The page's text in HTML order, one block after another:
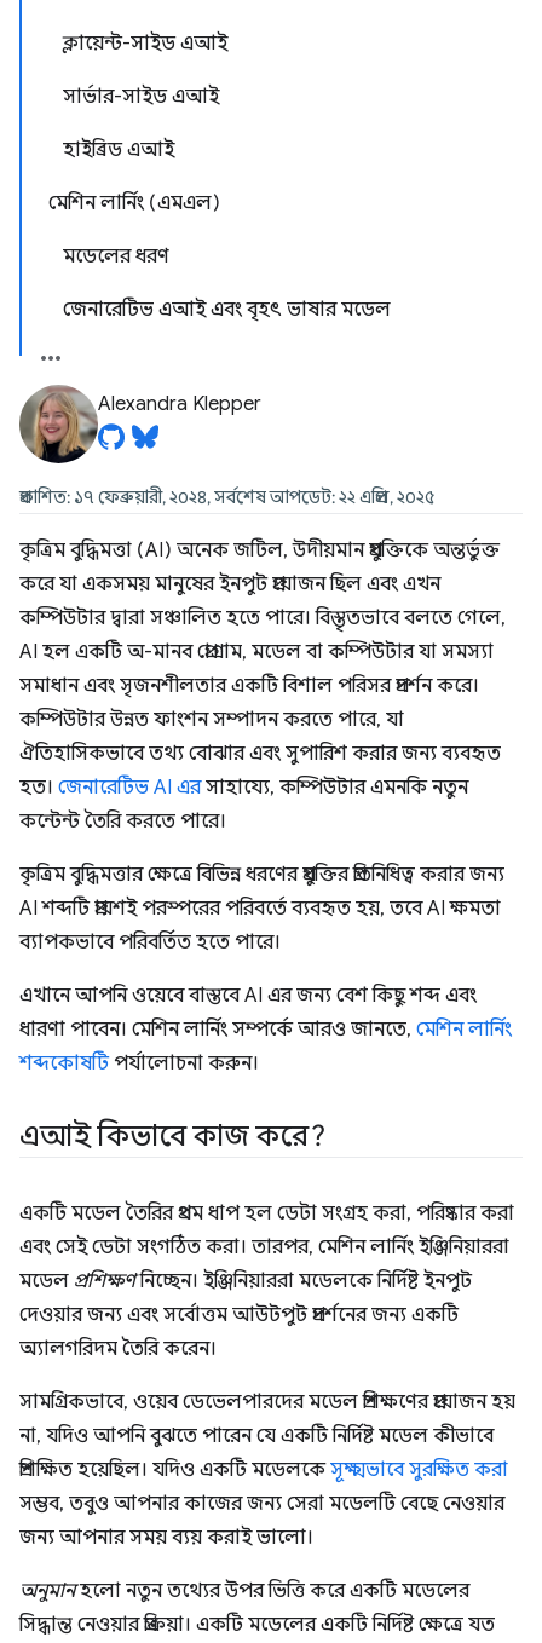
ক্লায়েন্ট-সাইড এআই
সার্ভার-সাইড এআই
হাইব্রিড এআই
মেশিন লার্নিং (এমএল)
মডেলের ধরণ
জেনারেটিভ এআই এবং বৃহৎ ভাষার মডেল
Alexandra Klepper
প্রকাশিত: ১৭ ফেব্রুয়ারী, ২০২৪, সর্বশেষ আপডেট: ২২ এপ্রিল, ২০২৫
কৃত্রিম বুদ্ধিমত্তা (AI) অনেক জটিল, উদীয়মান প্রযুক্তিকে অন্তর্ভুক্ত
করে যা একসময় মানুষের ইনপুট প্রয়োজন ছিল এবং এখন
কম্পিউটার দ্বারা সঞ্চালিত হতে পারে। বিস্তৃতভাবে বলতে গেলে,
AI হল একটি অ-মানব প্রোগ্রাম, মডেল বা কম্পিউটার যা সমস্যা
সমাধান এবং সৃজনশীলতার একটি বিশাল পরিসর প্রদর্শন করে।
কম্পিউটার উন্নত ফাংশন সম্পাদন করতে পারে, যা
ঐতিহাসিকভাবে তথ্য বোঝার এবং সুপারিশ করার জন্য ব্যবহৃত
হত। জেনারেটিভ AI এরসাহায্যে, কম্পিউটার এমনকি নতুন
কন্টেন্ট তৈরি করতে পারে।
কৃত্রিম বুদ্ধিমত্তার ক্ষেত্রে বিভিন্ন ধরণের প্রযুক্তির প্রতিনিধিত্ব করার জন্য
AI শব্দটি প্রায়শই পরস্পরের পরিবর্তে ব্যবহৃত হয়, তবে AI ক্ষমতা
ব্যাপকভাবে পরিবর্তিত হতে পারে।
এখানে আপনি ওয়েবে বাস্তবে AI এর জন্য বেশ কিছু শব্দ এবং
ধারণা পাবেন। মেশিন লার্নিং সম্পর্কে আরও জানতে, মেশিন লার্নিং
শব্দকোষটিপর্যালোচনা করুন।
এআই কিভাবে কাজ করে?
একটি মডেল তৈরির প্রথম ধাপ হল ডেটা সংগ্রহ করা, পরিষ্কার করা
এবং সেই ডেটা সংগঠিত করা। তারপর, মেশিন লার্নিং ইঞ্জিনিয়াররা
মডেল প্রশিক্ষণনিচ্ছেন। ইঞ্জিনিয়াররা মডেলকে নির্দিষ্ট ইনপুট
দেওয়ার জন্য এবং সর্বোত্তম আউটপুট প্রদর্শনের জন্য একটি
অ্যালগরিদম তৈরি করেন।
সামগ্রিকভাবে, ওয়েব ডেভেলপারদের মডেল প্রশিক্ষণের প্রয়োজন হয়
না, যদিও আপনি বুঝতে পারেন যে একটি নির্দিষ্ট মডেল কীভাবে
প্রশিক্ষিত হয়েছিল। যদিও একটি মডেলকেসূক্ষ্মভাবে সুরক্ষিত করা
সম্ভব, তবুও আপনার কাজের জন্য সেরা মডেলটি বেছে নেওয়ার
জন্য আপনার সময় ব্যয় করাই ভালো।
অনুমানহলো নতুন তথ্যের উপর ভিত্তি করে একটি মডেলের
সিদ্ধান্ত নেওয়ার প্রক্রিয়া। একটি মডেলের একটি নির্দিষ্ট ক্ষেত্রে যত